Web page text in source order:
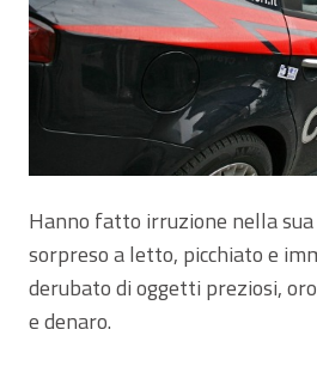
Hanno fatto irruzione nella sua
sorpreso a letto, picchiato e
derubato di oggetti preziosi,
e denaro.